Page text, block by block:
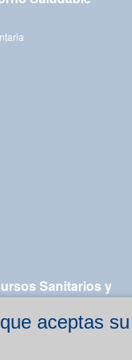
aceptas
Sanitarios y